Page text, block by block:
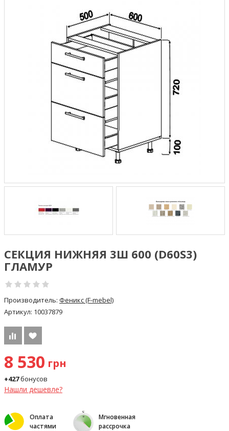
СЕКЦИЯ НИЖНЯЯ 3Ш 600 (D60S3)
ГЛАМУР
Производитель: Феникс (F-mebel)
Артикул: 10037879
8 530 грн
+427бонусов
Нашли дешевле?
Оплата
частями
Мгновенная
рассрочка